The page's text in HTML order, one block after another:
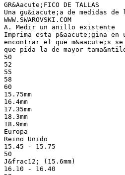
GR&Aacute;FICO DE TALLAS
Una gu&iacute;a de medidas
WWW.SWAROVSKI.COM
A. Medir un anillo existente
Imprima esta p&aacute;gina
encontrar el que m&aacute;s
que pida la de mayor
50
52
55
58
60
15.75mm
16.4mm
17.35mm
18.3mm
18.9mm
Europa
Reino Unido
15.45 - 15.75
50
J&frac12; (15.6mm)
16.10 - 16.40